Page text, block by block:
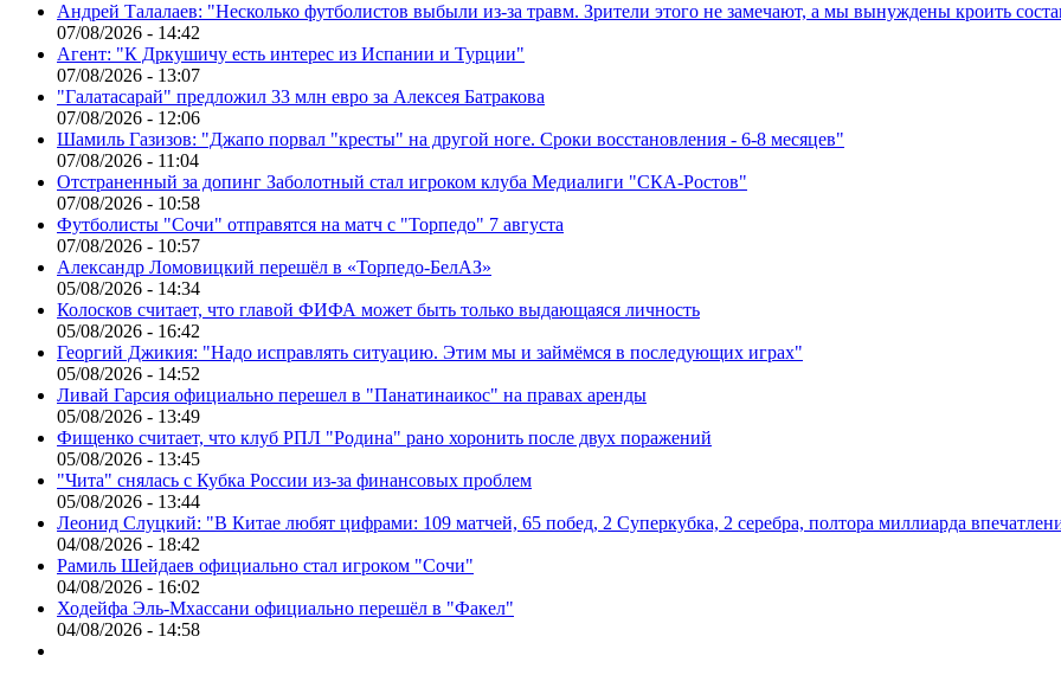
Андрей Талалаев: "Несколько футболистов выбыли из-за травм. Зрители этого не замечают, а мы вынуждены кроить
07/08/2026 - 14:42
Агент: "К Дркушичу есть интерес из Испании и Турции"
07/08/2026 - 13:07
"Галатасарай" предложил 33 млн евро за Алексея Батракова
07/08/2026 - 12:06
Шамиль Газизов: "Джапо порвал "кресты" на другой ноге. Сроки восстановления - 6-8 месяцев"
07/08/2026 - 11:04
Отстраненный за допинг Заболотный стал игроком клуба Медиалиги "СКА-Ростов"
07/08/2026 - 10:58
Футболисты "Сочи" отправятся на матч с "Торпедо" 7 августа
07/08/2026 - 10:57
Александр Ломовицкий перешёл в «Торпедо-БелАЗ»
05/08/2026 - 14:34
Колосков считает, что главой ФИФА может быть только выдающаяся личность
05/08/2026 - 16:42
Георгий Джикия: "Надо исправлять ситуацию. Этим мы и займёмся в последующих играх"
05/08/2026 - 14:52
Ливай Гарсия официально перешел в "Панатинаикос" на правах аренды
05/08/2026 - 13:49
Фищенко считает, что клуб РПЛ "Родина" рано хоронить после двух поражений
05/08/2026 - 13:45
"Чита" снялась с Кубка России из-за финансовых проблем
05/08/2026 - 13:44
Леонид Слуцкий: "В Китае любят цифрами: 109 матчей, 65 побед, 2 Суперкубка, 2 серебра, полтора миллиарда
04/08/2026 - 18:42
Рамиль Шейдаев официально стал игроком "Сочи"
04/08/2026 - 16:02
Ходейфа Эль-Мхассани официально перешёл в "Факел"
04/08/2026 - 14:58